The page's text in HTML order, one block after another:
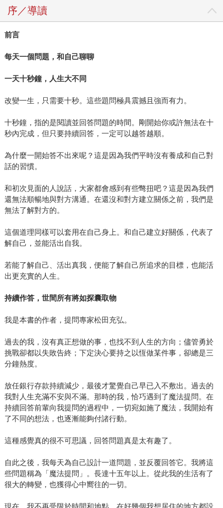
序／導讀
前言
每天一個問題，和自己聊聊
一天十秒鐘，人生大不同
改變一生，只需要十秒。這些題問極具震撼且強而有力。
十秒鐘，指的是閱讀並回答問題的時間。剛開始你或許無法在十
秒內完成，但只要持續回答，一定可以越答越順。
為什麼一開始答不出來呢？這是因為我們平時沒有養成和自己對
話的習慣。
和初次見面的人說話，大家都會感到有些彆扭吧？這是因為我們
還無法順暢地與對方溝通。在還沒和對方建立關係之前，我們是
無法了解對方的。
這個道理同樣可以套用在自己身上。和自己建立好關係，代表了
解自己，並能活出自我。
若能了解自己、活出真我，便能了解自己所追求的目標，也能活
出更充實的人生。
持續作答，世間所有將如探囊取物
我是本書的作者，提問專家松田充弘。
過去的我，沒有真正想做的事，也找不到人生的方向；儘管勇於
挑戰卻都以失敗告終；下定決心要持之以恆做某件事，卻總是三
分鐘熱度。
放任銀行存款持續減少，最後才驚覺自己早已入不敷出。過去的
我對人生充滿不安與不滿。那時的我，恰巧遇到了魔法提問。在
持續回答前輩向我提問的過程中，一切宛如施了魔法，我開始有
了不同的想法，也逐漸能夠付諸行動。
這種感覺真的很不可思議，回答問題真是太有趣了。
自此之後，我每天為自己設計一道問題，並反覆回答它。我將這
些問題稱為「魔法提問」。長達十五年以上。從此我的生活有了
很大的轉變，也獲得心中嚮往的一切。
現在，我不再受限於時間和地點，在好幾個我想居住的地方都設